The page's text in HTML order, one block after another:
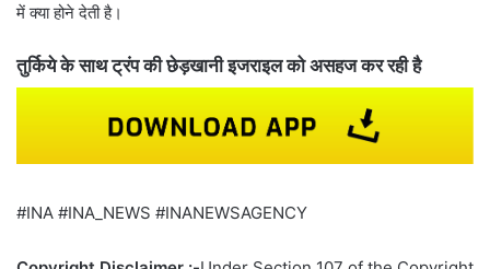
में क्या होने देती है।
तुर्किये के साथ ट्रंप की छेड़खानी इजराइल को असहज कर रही है
#INA #INA_NEWS #INANEWSAGENCY